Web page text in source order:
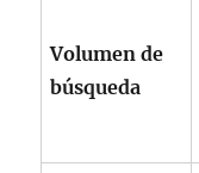
Volumen de
búsqueda